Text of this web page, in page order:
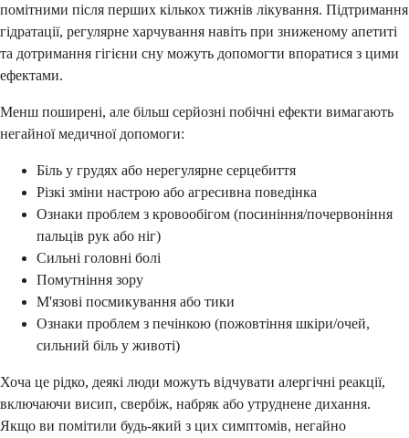
помітними після перших кількох тижнів лікування. Підтримання
гідратації, регулярне харчування навіть при зниженому апетиті
та дотримання гігієни сну можуть допомогти впоратися з цими
ефектами.
Менш поширені, але більш серйозні побічні ефекти вимагають
негайної медичної допомоги:
Біль у грудях або нерегулярне серцебиття
Різкі зміни настрою або агресивна поведінка
Ознаки проблем з кровообігом (посиніння/почервоніння
пальців рук або ніг)
Сильні головні болі
Помутніння зору
М'язові посмикування або тики
Ознаки проблем з печінкою (пожовтіння шкіри/очей,
сильний біль у животі)
Хоча це рідко, деякі люди можуть відчувати алергічні реакції,
включаючи висип, свербіж, набряк або утруднене дихання.
Якщо ви помітили будь-який з цих симптомів, негайно